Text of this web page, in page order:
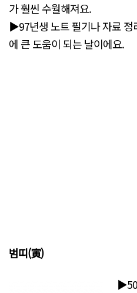
가 훨씬 수월해져요.
▶97년생 노트 필기나 자료 정
에 큰 도움이 되는 날이에요.
범띠(寅)